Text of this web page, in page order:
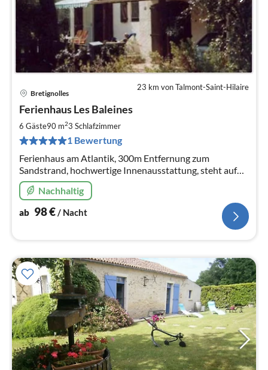
23 km von Talmont-Saint-Hilaire
Bretignolles
Ferienhaus Les Baleines
6 Gäste90 m23 Schlafzimmer
1 Bewertung
Ferienhaus am Atlantik, 300m Entfernung zum
Sandstrand, hochwertige Innenausstattung, steht auf
600 m² (Grundstück abgeschlossen), umgeben von
Pinienhaunen.
Nachhaltig
ab 98€/ Nacht